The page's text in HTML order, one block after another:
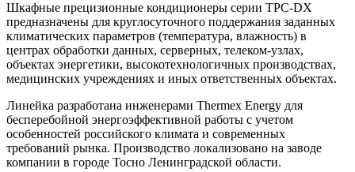
Шкафные прецизионные кондиционеры серии TPC-DX
предназначены для круглосуточного поддержания заданных
климатических параметров (температура, влажность) в
центрах обработки данных, серверных, телеком-узлах,
объектах энергетики, высокотехнологичных производствах,
медицинских учреждениях и иных ответственных объектах.
Линейка разработана инженерами Thermex Energy для
бесперебойной энергоэффективной работы с учетом
особенностей российского климата и современных
требований рынка. Производство локализовано на заводе
компании в городе Тосно Ленинградской области.